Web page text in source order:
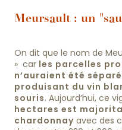
Meursault : un
On dit que le nom de
» car les parcelles
n’auraient été
produisant du vin
souris. Aujourd’hui, ce
hectares est
chardonnay avec des